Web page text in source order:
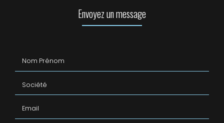
Envoyez un message